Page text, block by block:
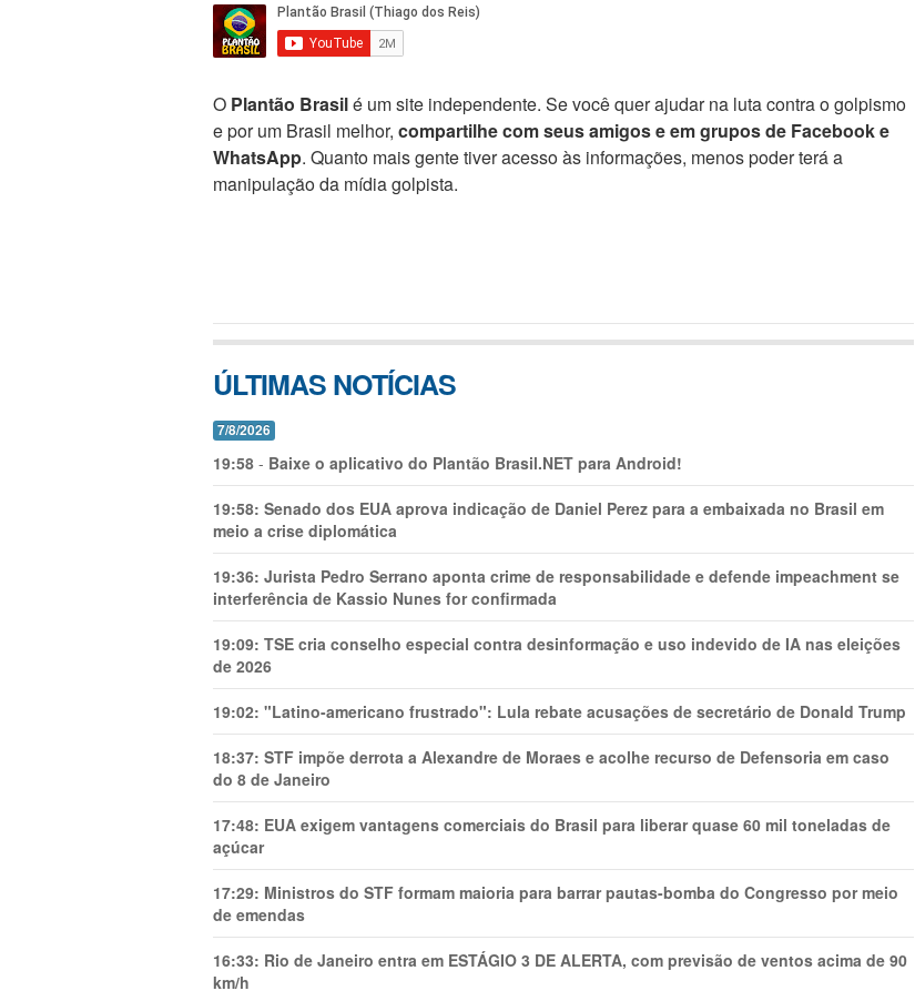
O Plantão Brasilé um site independente. Se você quer ajudar na luta contra o golpismo
e por um Brasil melhor, compartilhe com seus amigos e em grupos de Facebook e
WhatsApp. Quanto mais gente tiver acesso às informações, menos poder terá a
manipulação da mídia golpista.
ÚLTIMAS NOTÍCIAS
7/8/2026
19:58 - Baixe o aplicativo do Plantão Brasil.NET para Android!
19:58: Senado dos EUA aprova indicação de Daniel Perez para a embaixada no Brasil em
meio a crise diplomática
19:36: Jurista Pedro Serrano aponta crime de responsabilidade e defende impeachment se
interferência de Kassio Nunes for confirmada
19:09: TSE cria conselho especial contra desinformação e uso indevido de IA nas eleições
de 2026
19:02: "Latino-americano frustrado": Lula rebate acusações de secretário de Donald Trump
18:37: STF impõe derrota a Alexandre de Moraes e acolhe recurso de Defensoria em caso
do 8 de Janeiro
17:48: EUA exigem vantagens comerciais do Brasil para liberar quase 60 mil toneladas de
açúcar
17:29: Ministros do STF formam maioria para barrar pautas-bomba do Congresso por meio
de emendas
16:33: Rio de Janeiro entra em ESTÁGIO 3 DE ALERTA, com previsão de ventos acima de 90
km/h